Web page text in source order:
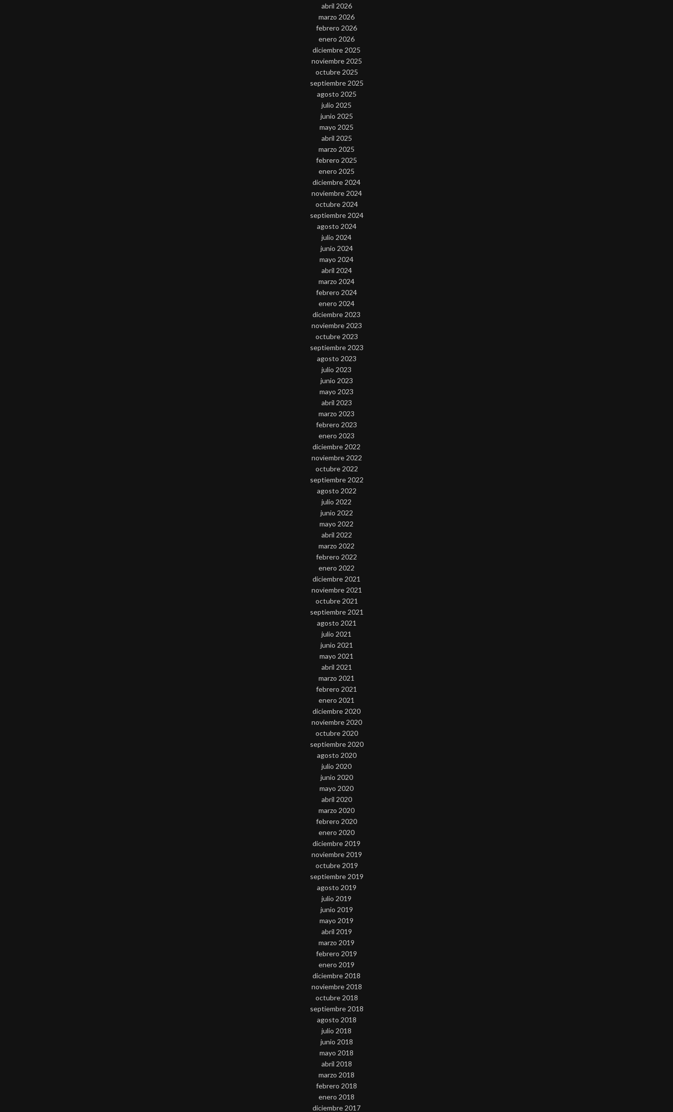
abril 2026
marzo 2026
febrero 2026
enero 2026
diciembre 2025
noviembre 2025
octubre 2025
septiembre 2025
agosto 2025
julio 2025
junio 2025
mayo 2025
abril 2025
marzo 2025
febrero 2025
enero 2025
diciembre 2024
noviembre 2024
octubre 2024
septiembre 2024
agosto 2024
julio 2024
junio 2024
mayo 2024
abril 2024
marzo 2024
febrero 2024
enero 2024
diciembre 2023
noviembre 2023
octubre 2023
septiembre 2023
agosto 2023
julio 2023
junio 2023
mayo 2023
abril 2023
marzo 2023
febrero 2023
enero 2023
diciembre 2022
noviembre 2022
octubre 2022
septiembre 2022
agosto 2022
julio 2022
junio 2022
mayo 2022
abril 2022
marzo 2022
febrero 2022
enero 2022
diciembre 2021
noviembre 2021
octubre 2021
septiembre 2021
agosto 2021
julio 2021
junio 2021
mayo 2021
abril 2021
marzo 2021
febrero 2021
enero 2021
diciembre 2020
noviembre 2020
octubre 2020
septiembre 2020
agosto 2020
julio 2020
junio 2020
mayo 2020
abril 2020
marzo 2020
febrero 2020
enero 2020
diciembre 2019
noviembre 2019
octubre 2019
septiembre 2019
agosto 2019
julio 2019
junio 2019
mayo 2019
abril 2019
marzo 2019
febrero 2019
enero 2019
diciembre 2018
noviembre 2018
octubre 2018
septiembre 2018
agosto 2018
julio 2018
junio 2018
mayo 2018
abril 2018
marzo 2018
febrero 2018
enero 2018
diciembre 2017